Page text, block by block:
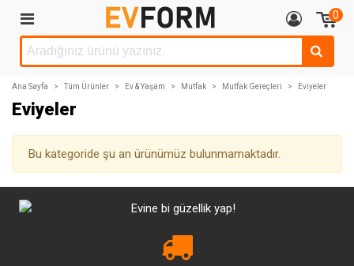
0
Ana Sayfa > Tüm Ürünler > Ev & Yaşam > Mutfak > Mutfak Gereçleri > Eviyeler
Eviyeler
Bu kategoride şu an ürünümüz bulunmamaktadır.